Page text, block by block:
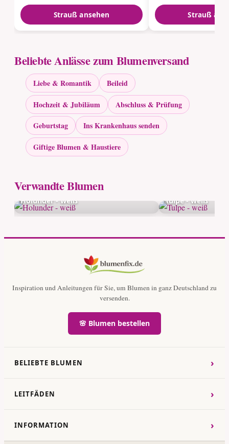
Strauß ansehen Strauß
Beliebte Anlässe zum Blumenversand
Liebe & Romantik
Beileid
Hochzeit & Jubiläum
Abschluss & Prüfung
Geburtstag
Ins Krankenhaus senden
Giftige Blumen & Haustiere
Verwandte Blumen
Holunder - weiß Tulpe - weiß
Inspiration und Anleitungen für Sie, um Blumen in ganz Deutschland zu
versenden.
🌸 Blumen bestellen
BELIEBTE BLUMEN ›
LEITFÄDEN ›
INFORMATION ›